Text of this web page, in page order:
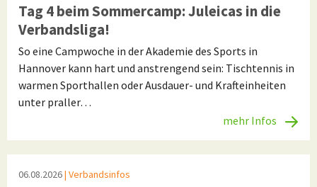
Tag 4 beim Sommercamp: Juleicas in die
Verbandsliga!
So eine Campwoche in der Akademie des Sports in
Hannover kann hart und anstrengend sein: Tischtennis in
warmen Sporthallen oder Ausdauer- und Krafteinheiten
unter praller…
mehr Infos
06.08.2026| Verbandsinfos